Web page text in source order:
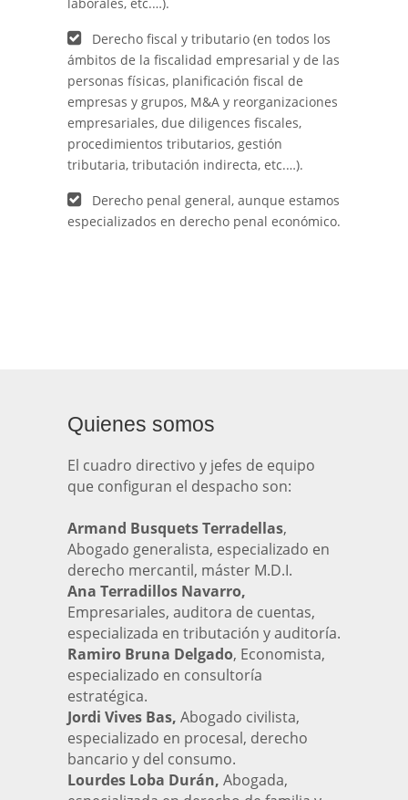
Derecho fiscal y tributario (en todos los
ámbitos de la fiscalidad empresarial y de las
personas físicas, planificación fiscal de
empresas y grupos, M&A y reorganizaciones
empresariales, due diligences fiscales,
procedimientos tributarios, gestión
tributaria, tributación indirecta, etc.…).
Derecho penal general, aunque estamos
especializados en derecho penal económico.
Quienes somos
El cuadro directivo y jefes de equipo
que configuran el despacho son:
Armand Busquets Terradellas,
Abogado generalista, especializado en
derecho mercantil, máster M.D.I.
Ana Terradillos Navarro,
Empresariales, auditora de cuentas,
especializada en tributación y auditoría.
Ramiro Bruna Delgado, Economista,
especializado en consultoría
estratégica.
Jordi Vives Bas, Abogado civilista,
especializado en procesal, derecho
bancario y del consumo.
Lourdes Loba Durán, Abogada,